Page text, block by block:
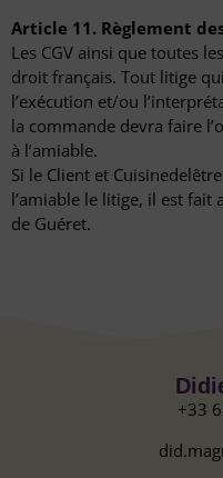
Article 11. Règlement
Les CGV ainsi que toutes
droit français. Tout litige
l’exécution et/ou
la commande devra faire
à l’amiable.
Si le Client et
l’amiable le litige, il est
de Guéret.
+33